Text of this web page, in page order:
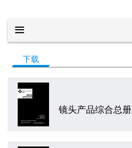
下载
镜头产品综合总册